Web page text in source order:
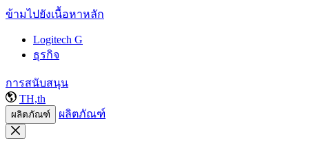
ข้ามไปยังเนื้อหาหลัก
Logitech G
ธุรกิจ
การสนับสนุน
TH,th
ผลิตภัณฑ์ ผลิตภัณฑ์